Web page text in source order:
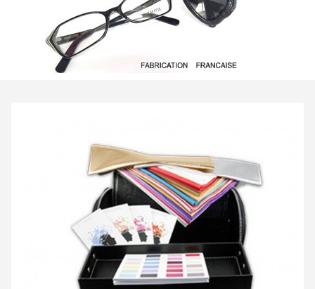
Inscrivez vous et ainsi bénéficier des tarifs professionnel